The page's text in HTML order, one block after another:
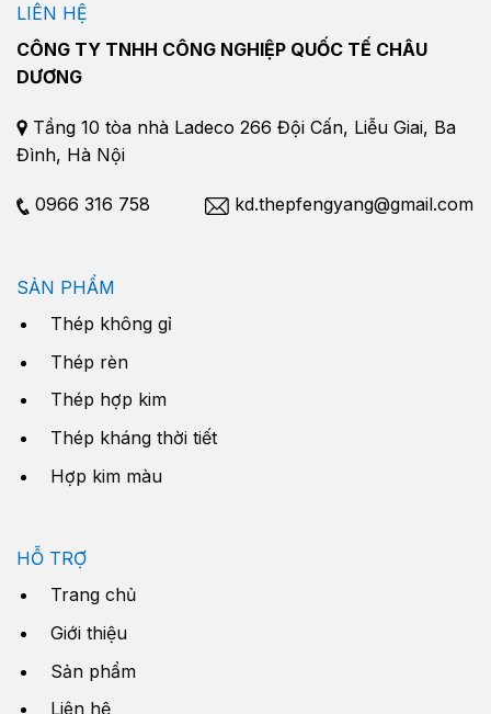
LIÊN HỆ
CÔNG TY TNHH CÔNG NGHIỆP QUỐC TẾ CHÂU
DƯƠNG
Tầng 10 tòa nhà Ladeco 266 Đội Cấn, Liễu Giai, Ba
Đình, Hà Nội
0966 316 758 kd.thepfengyang@gmail.com
SẢN PHẨM
Thép không gỉ
Thép rèn
Thép hợp kim
Thép kháng thời tiết
Hợp kim màu
HỖ TRỢ
Trang chủ
Giới thiệu
Sản phẩm
Liên hệ